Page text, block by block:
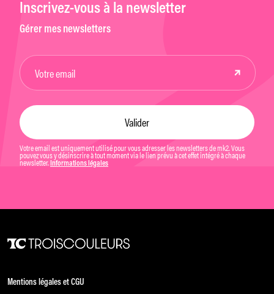
Inscrivez-vous à la newsletter
Gérer mes newsletters
Votre email est uniquement utilisé pour vous adresser les newsletters de mk2. Vous
pouvez vous y désinscrire à tout moment via le lien prévu à cet effet intégré à chaque
newsletter. Informations légales
Mentions légales et CGU